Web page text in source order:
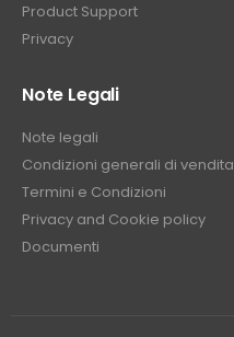
Product Support
Privacy
Note Legali
Note legali
Condizioni generali di vendita
Termini e Condizioni
Privacy and Cookie policy
Documenti